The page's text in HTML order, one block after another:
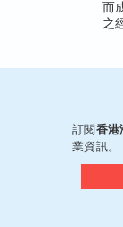
而
之
訂閱香港
業資訊。